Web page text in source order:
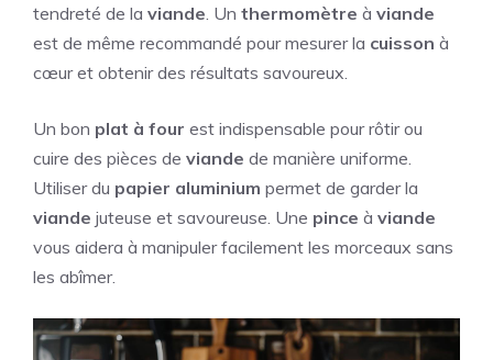
tendreté de la viande . Un thermomètre à viande
est de même recommandé pour mesurer la cuisson à
cœur et obtenir des résultats savoureux.
Un bon plat à four est indispensable pour rôtir ou
cuire des pièces de viande de manière uniforme.
Utiliser du papier aluminium permet de garder la
viande juteuse et savoureuse. Une pince à viande
vous aidera à manipuler facilement les morceaux sans
les abîmer.